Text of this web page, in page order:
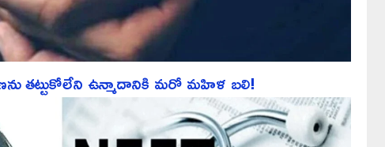
తట్టుకోలేని ఉన్మాదానికి మరో మహిళ బలి!